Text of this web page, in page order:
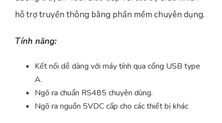
hỗ trợ truyền thông bằng phần mềm chuyên dụng.
Tính năng:
Kết nối dễ dàng với máy tính qua cổng USB type
A.
Ngõ ra chuẩn RS485 chuyên dùng.
Ngõ ra nguồn 5VDC cấp cho các thiết bị khác